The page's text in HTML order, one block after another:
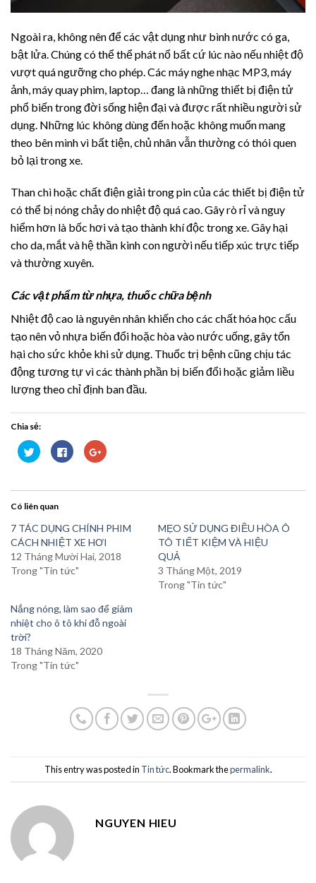
Ngoài ra, không nên để các vật dụng như bình nước có ga,
bật lửa. Chúng có thể thể phát nổ bất cứ lúc nào nếu nhiệt độ
vượt quá ngưỡng cho phép. Các máy nghe nhạc MP3, máy
ảnh, máy quay phim, laptop… đang là những thiết bị điện tử
phổ biến trong đời sống hiện đại và được rất nhiều người sử
dụng. Những lúc không dùng đến hoặc không muốn mang
theo bên mình vì bất tiện, chủ nhân vẫn thường có thói quen
bỏ lại trong xe.
Than chì hoặc chất điện giải trong pin của các thiết bị điện tử
có thể bị nóng chảy do nhiệt độ quá cao. Gây rò rỉ và nguy
hiểm hơn là bốc hơi và tạo thành khí độc trong xe. Gây hại
cho da, mắt và hệ thần kinh con người nếu tiếp xúc trực tiếp
và thường xuyên.
Các vật phẩm từ nhựa, thuốc chữa bệnh
Nhiệt độ cao là nguyên nhân khiến cho các chất hóa học cấu
tạo nên vỏ nhựa biến đổi hoặc hòa vào nước uống, gây tổn
hại cho sức khỏe khi sử dụng. Thuốc trị bệnh cũng chịu tác
động tương tự vì các thành phần bị biến đổi hoặc giảm liều
lượng theo chỉ định ban đầu.
Chia sẻ:
Bấm
để
Twitter
in
window)
Nhấn
vào
Facebook
window)
Bấm
để
Google+
window)
Có liên quan
7 TÁC DỤNG CHÍNH PHIM
CÁCH NHIỆT XE HƠI
12 Tháng Mười Hai, 2018
Trong "Tin tức"
MẸO SỬ DỤNG ĐIỀU HÒA Ô
TÔ TIẾT KIỆM VÀ HIỆU
QUẢ
3 Tháng Một, 2019
Trong "Tin tức"
Nắng nóng, làm sao để giảm
nhiệt cho ô tô khi đỗ ngoài
trời?
18 Tháng Năm, 2020
Trong "Tin tức"
This entry was posted in Tin tức. Bookmark thepermalink.
NGUYEN HIEU